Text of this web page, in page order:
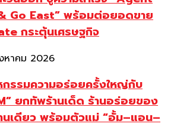
Go East” พร้อมต่อยอดขาย
กระตุ้นเศรษฐกิจ
หาคม 2026
กรรมความอร่อยครั้งใหญ่กับ
ยกทัพร้านเด็ด ร้านอร่อยของ
นเดียว พร้อมตัวแม่ “อั้ม–แอน–